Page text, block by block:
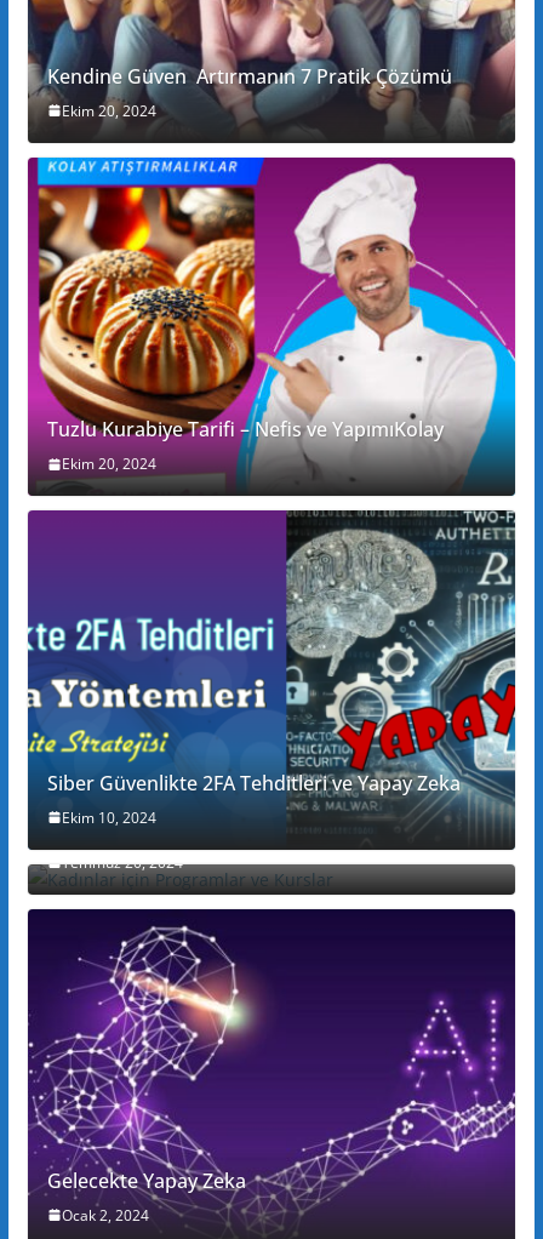
Kendine Güven Artırmanın 7 Pratik Çözümü
Ekim 20, 2024
Tuzlu Kurabiye Tarifi – Nefis ve YapımıKolay
Ekim 20, 2024
Siber Güvenlikte 2FA Tehditleri ve Yapay Zeka
Ekim 10, 2024
Kadınlar için Programlar ve Kurslar
Temmuz 20, 2024
Gelecekte Yapay Zeka
Ocak 2, 2024